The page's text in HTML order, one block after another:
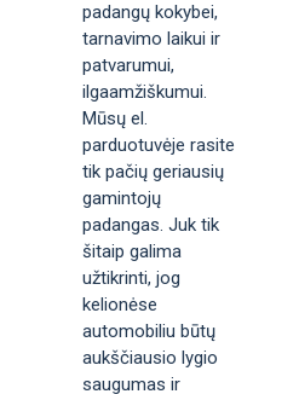
padangų kokybei,
tarnavimo laikui ir
patvarumui,
ilgaamžiškumui.
Mūsų el.
parduotuvėje rasite
tik pačių geriausių
gamintojų
padangas. Juk tik
šitaip galima
užtikrinti, jog
kelionėse
automobiliu būtų
aukščiausio lygio
saugumas ir